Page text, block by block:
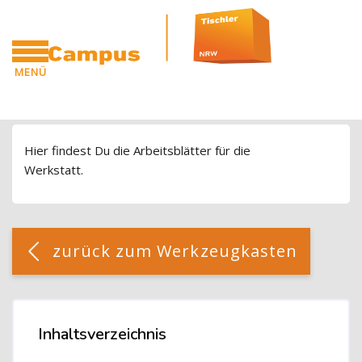
MENÜ
Zum Hauptinhalt
Blöcke
Blöcke
Hier findest Du die Arbeitsblätter für die
Werkstatt.
Blöcke
[Cocoon] Custom HTML überspringen
zurück zum Werkzeugkasten
Inhaltsverzeichnis überspringen
Inhaltsverzeichnis